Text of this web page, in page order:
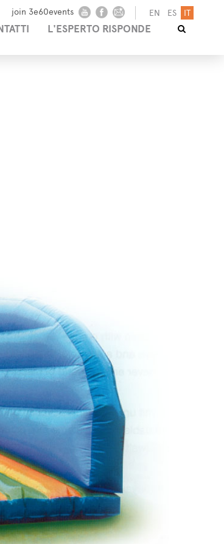
EN ES IT
join 3e60events
L'ESPERTO RISPONDE